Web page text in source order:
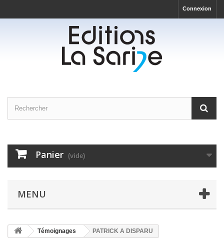
Connexion
Panier (vide)
MENU
Témoignages PATRICK A DISPARU